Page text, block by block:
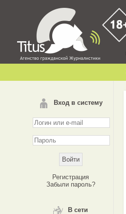
Вход в систему
Регистрация
Забыли пароль?
В сети